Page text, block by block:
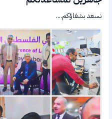
نسعد بشفاؤكم....